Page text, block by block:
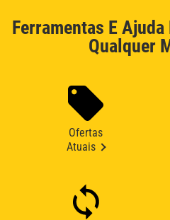
Ferramentas E
Qualquer
Ofertas
Atuais